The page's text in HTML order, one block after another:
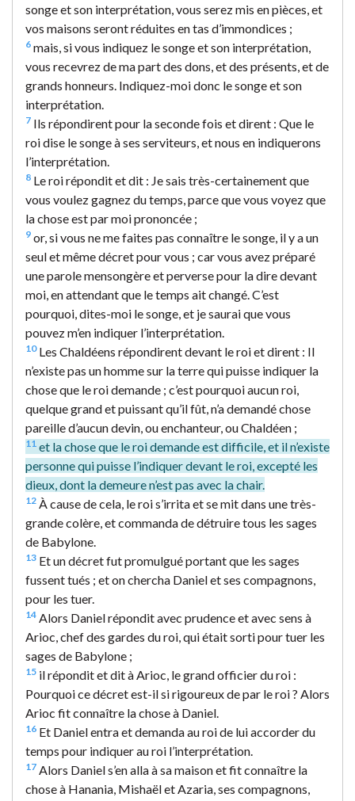
songe et son interprétation, vous serez mis en pièces, et
vos maisons seront réduites en tas d’immondices ;
6 mais, si vous indiquez le songe et son interprétation,
vous recevrez de ma part des dons, et des présents, et de
grands honneurs. Indiquez-moi donc le songe et son
interprétation.
7 Ils répondirent pour la seconde fois et dirent : Que le
roi dise le songe à ses serviteurs, et nous en indiquerons
l’interprétation.
8 Le roi répondit et dit : Je sais très-certainement que
vous voulez gagnez du temps, parce que vous voyez que
la chose est par moi prononcée ;
9 or, si vous ne me faites pas connaître le songe, il y a un
seul et même décret pour vous ; car vous avez préparé
une parole mensongère et perverse pour la dire devant
moi, en attendant que le temps ait changé. C’est
pourquoi, dites-moi le songe, et je saurai que vous
pouvez m’en indiquer l’interprétation.
10Les Chaldéens répondirent devant le roi et dirent : Il
n’existe pas un homme sur la terre qui puisse indiquer la
chose que le roi demande ; c’est pourquoi aucun roi,
quelque grand et puissant qu’il fût, n’a demandé chose
pareille d’aucun devin, ou enchanteur, ou Chaldéen ;
11 et la chose que le roi demande est difficile, et il n’existe
personne qui puisse l’indiquer devant le roi, excepté les
dieux, dont la demeure n’est pas avec la chair.
12 À cause de cela, le roi s’irrita et se mit dans une très-
grande colère, et commanda de détruire tous les sages
de Babylone.
13 Et un décret fut promulgué portant que les sages
fussent tués ; et on chercha Daniel et ses compagnons,
pour les tuer.
14 Alors Daniel répondit avec prudence et avec sens à
Arioc, chef des gardes du roi, qui était sorti pour tuer les
sages de Babylone ;
15 il répondit et dit à Arioc, le grand officier du roi :
Pourquoi ce décret est-il si rigoureux de par le roi ? Alors
Arioc fit connaître la chose à Daniel.
16 Et Daniel entra et demanda au roi de lui accorder du
temps pour indiquer au roi l’interprétation.
17 Alors Daniel s’en alla à sa maison et fit connaître la
chose à Hanania, Mishaël et Azaria, ses compagnons,